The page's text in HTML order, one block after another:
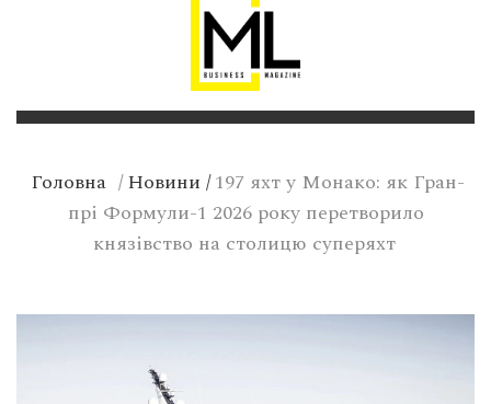
Головна /Новини /197 яхт у Монако: як Гран-
прі Формули-1 2026 року перетворило
князівство на столицю суперяхт